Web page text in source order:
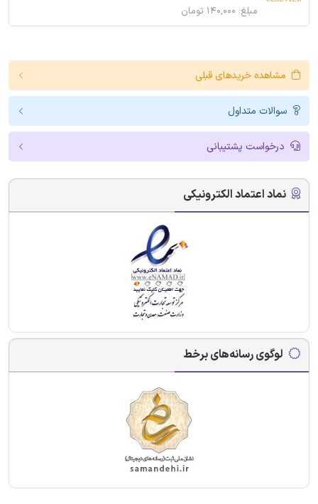
مبلغ: ۱۴۰,۰۰۰ تومان
مشاهده خریدهای قبلی
سوالات متداول
درخواست پشتیبانی
نماد اعتماد الکترونیکی
لوگوی رسانه‌های برخط